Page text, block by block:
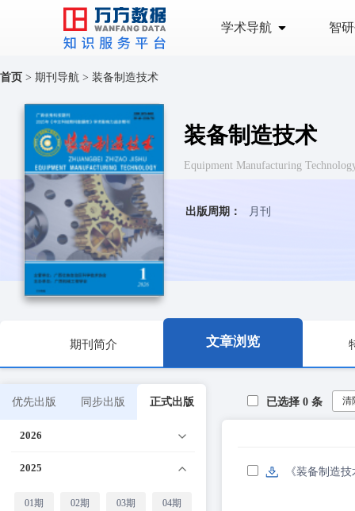
学术导航 智
首页 > 期刊导航 > 装备制造技术
装备制造技术
Equipment Manufacturing
出版周期： 月刊
期刊简介 文章浏览
优先出版 同步出版 正式出版
2026
2025
01期 02期 03期 04期
已选择 0 条 清
《装备制造